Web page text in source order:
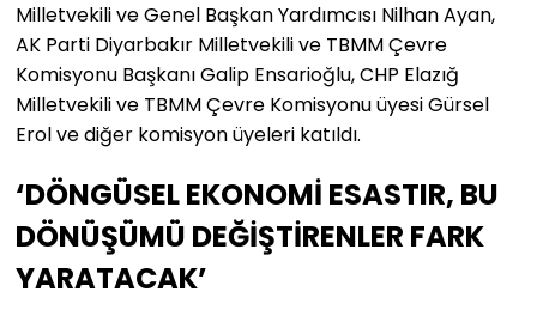
Milletvekili ve Genel Başkan Yardımcısı Nilhan Ayan,
AK Parti Diyarbakır Milletvekili ve TBMM Çevre
Komisyonu Başkanı Galip Ensarioğlu, CHP Elazığ
Milletvekili ve TBMM Çevre Komisyonu üyesi Gürsel
Erol ve diğer komisyon üyeleri katıldı.
‘DÖNGÜSEL EKONOMİ ESASTIR, BU
DÖNÜŞÜMÜ DEĞİŞTİRENLER FARK
YARATACAK’